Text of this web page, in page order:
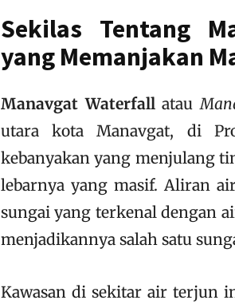
Sekilas Tentang
yang Memanjakan
Manavgat Waterfallatau
utara kota Manavgat, di
kebanyakan yang menjulang
lebarnya yang masif. Aliran
sungai yang terkenal dengan
menjadikannya salah satu
Kawasan di sekitar air terjun